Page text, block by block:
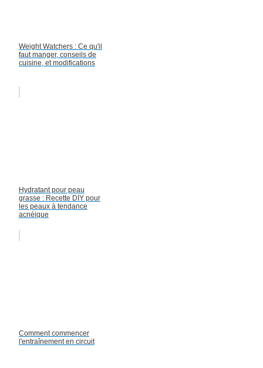
Weight Watchers : Ce qu'il
faut manger, conseils de
cuisine, et modifications
Hydratant pour peau
grasse : Recette DIY pour
les peaux à tendance
acnéique
Comment commencer
l'entraînement en circuit